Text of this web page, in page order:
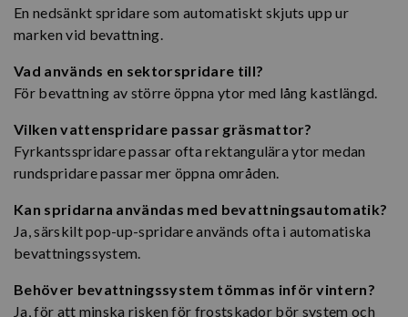
En nedsänkt spridare som automatiskt skjuts upp ur
marken vid bevattning.
Vad används en sektorspridare till?
För bevattning av större öppna ytor med lång kastlängd.
Vilken vattenspridare passar gräsmattor?
Fyrkantsspridare passar ofta rektangulära ytor medan
rundspridare passar mer öppna områden.
Kan spridarna användas med bevattningsautomatik?
Ja, särskilt pop-up-spridare används ofta i automatiska
bevattningssystem.
Behöver bevattningssystem tömmas inför vintern?
Ja, för att minska risken för frostskador bör system och